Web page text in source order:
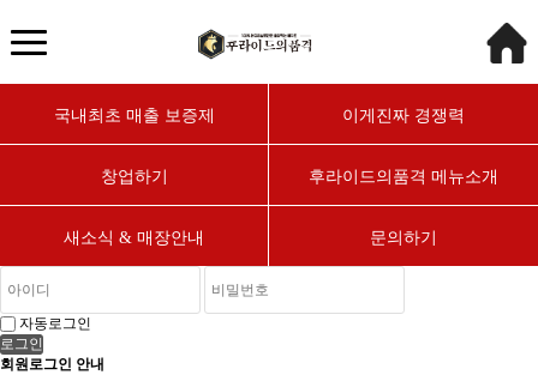
국내최초 매출 보증제 이게진짜 경쟁력
창업하기 후라이드의품격 메뉴소개
새소식 & 매장안내 문의하기
자동로그인
회원로그인 안내